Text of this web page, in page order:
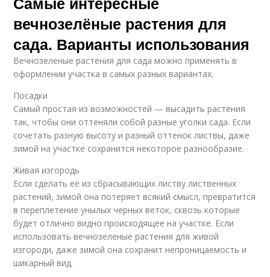
вечнозелёные растения для
сада. Варианты использования
Вечнозеленые растения для сада можно применять в
оформлении участка в самых разных вариантах.
Посадки
Самый простая из возможностей — высадить растения
так, чтобы они оттеняли собой разные уголки сада. Если
сочетать разную высоту и разный оттенок листвы, даже
зимой на участке сохранится некоторое разнообразие.
Живая изгородь
Если сделать её из сбрасывающих листву лиственных
растений, зимой она потеряет всякий смысл, превратится
в переплетение унылых черных веток, сквозь которые
будет отлично видно происходящее на участке. Если
использовать вечнозеленые растения для живой
изгороди, даже зимой она сохранит непроницаемость и
шикарный вид.